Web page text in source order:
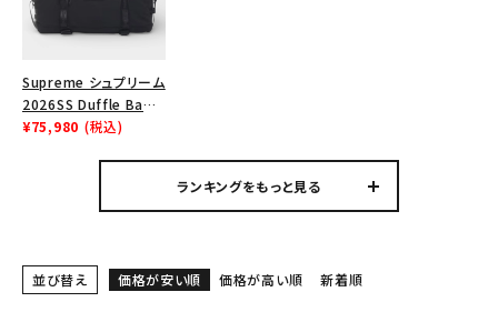
NEW ITEMS
CATEGORY
Tシャツ・ロングスリーブ
ジャケット・アウター
キャップ・ハット
Supreme シュプリーム
2026SS Duffle Bag
ダッフルバッグ ブラック
¥75,980 (税込)
ランキングをもっと見る
並び替え 価格が安い順 価格が高い順 新着順